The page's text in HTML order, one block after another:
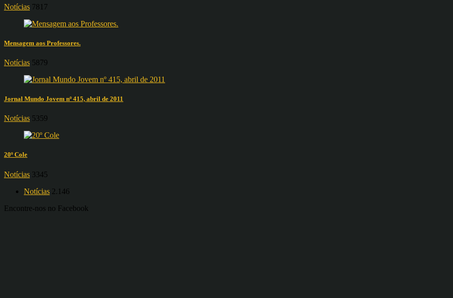
Notícias 7817
Mensagem aos Professores.
Notícias 5879
Jornal Mundo Jovem nº 415, abril de 2011
Notícias 5359
20º Cole
Notícias 3345
Notícias 2.146
Encontre-nos no Facebook